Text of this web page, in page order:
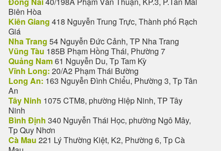
Biên Hòa
Kiên Giang 418 Nguyễn Trung Trực, Thành phố Rạch
Giá
Nha Trang 54 Nguyễn Đức Cảnh, TP Nha Trang
Vũng Tàu 185B Phạm Hồng Thái, Phường 7
Quảng Nam61 Nguyễn Du, Tp Tam Kỳ
Vĩnh Long: 20/A2 Phạm Thái Bường
Long An: 163 Nguyễn Đình Chiểu, Phường 3, Tp Tân
An
Tây Ninh 1075 CTM8, phường Hiệp Ninh, TP Tây
Ninh
Bình Định 340 Nguyễn Thái Học, phường Ngô Mây,
Tp Quy Nhơn
Cà Mau 221 Lý Thường Kiệt, K2, Phường 6, Tp Cà